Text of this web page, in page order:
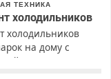
денежная
Возможно
обучение,
ТЕХНИКА
холодильников
холодильников
на дому с
Замена